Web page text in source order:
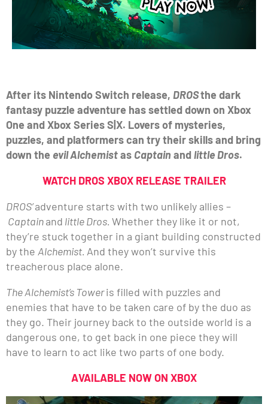
After its Nintendo Switch release, DROSthe dark
fantasy puzzle adventure has settled down on Xbox
One and Xbox Series S|X. Lovers of mysteries,
puzzles, and platformers can try their skills and bring
down the evil Alchemistas Captain andlittle Dros.
WATCH DROS XBOX RELEASE TRAILER
DROS’adventure starts with two unlikely allies –
Captainand little Dros. Whether they like it or not,
they’re stuck together in a giant building constructed
by the Alchemist. And they won’t survive this
treacherous place alone.
The Alchemist’s Toweris filled with puzzles and
enemies that have to be taken care of by the duo as
they go. Their journey back to the outside world is a
dangerous one, to get back in one piece they will
have to learn to act like two parts of one body.
AVAILABLE NOW ON XBOX